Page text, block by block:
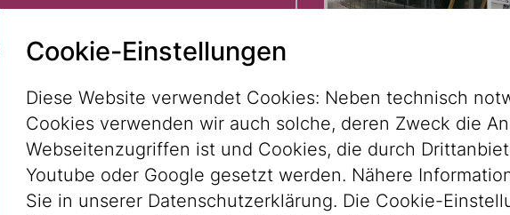
Cookie-Einstellungen
Diese Website verwendet Cookies: Neben technisch
Cookies verwenden wir auch solche, deren Zweck die
Webseitenzugriffen ist und Cookies, die durch
Youtube oder Google gesetzt werden. Nähere
Sie in unserer Datenschutzerklärung. Die Cookie-